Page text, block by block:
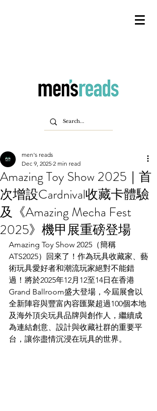
Amazing Toy Show 2025｜首
次增設Cardnival收藏卡體驗
及《Amazing Mecha Fest
2025》機甲展重磅登場
men's reads
Dec 9, 2025 2 min read
Amazing Toy Show 2025（簡稱
ATS2025）回來了！作為玩具收藏家、藝
術玩具愛好者和潮流玩家絕對不能錯
過！將於2025年12月12至14日在香港
Grand Ballroom盛大登場，今屆展會以
全新陣容與豐富內容匯聚超過100個本地
及海外頂尖玩具品牌與創作人，繼續成
為連結創意、設計與收藏社群的重要平
台，讓你盡情沉浸在玩具的世界。